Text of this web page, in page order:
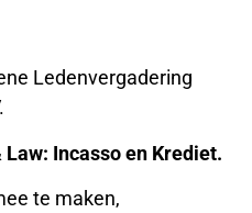
Ledenvergadering
Incasso en Krediet.
te maken,